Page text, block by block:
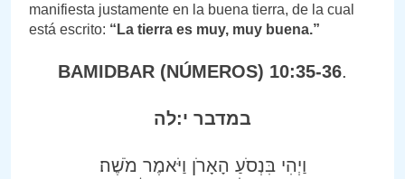
manifiesta justamente en la buena tierra, de la cual
está escrito: “La tierra es muy, muy buena.”
BAMIDBAR (NÚMEROS) 10:35-36.
במדבר י:לה
וַיְהִי בִּנְסֹעַ הָאָרֹן וַיֹּאמֶר מֹשֶׁה׃